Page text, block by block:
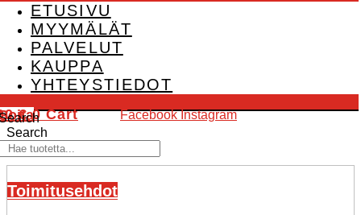
ETUSIVU
MYYMÄLÄT
PALVELUT
KAUPPA
YHTEYSTIEDOT
Facebook Instagram
€ 0 Cart
Search
Toimitusehdot